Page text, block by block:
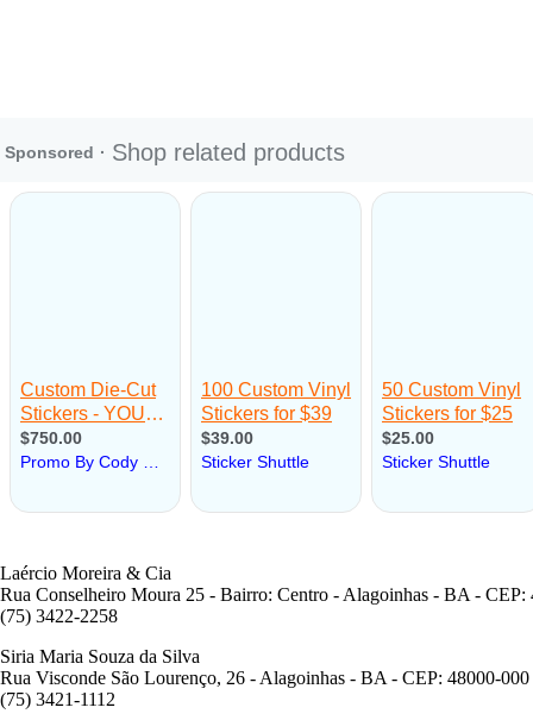
Laércio Moreira & Cia
Rua Conselheiro Moura 25 - Bairro: Centro - Alagoinhas - BA - CEP:
(75) 3422-2258
Siria Maria Souza da Silva
Rua Visconde São Lourenço, 26 - Alagoinhas - BA - CEP: 48000-000
(75) 3421-1112